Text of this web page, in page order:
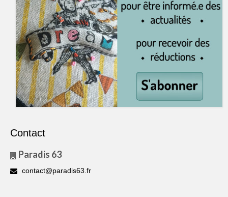
Contact
Paradis 63
contact@paradis63.fr